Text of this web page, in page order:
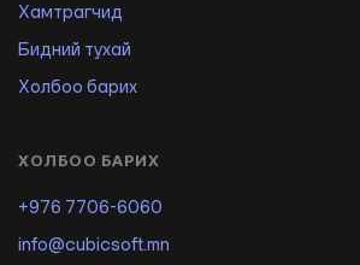
Хамтрагчид
Бидний тухай
Холбоо барих
ХОЛБОО БАРИХ
+976 7706-6060
info@cubicsoft.mn